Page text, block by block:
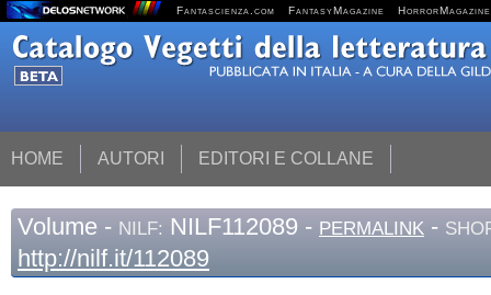
Fantascienza.com FantasyMagazine HorrorMagazine
HOME AUTORI EDITORI E COLLANE
Volume - NILF: NILF112089 - PERMALINK -
http://nilf.it/112089